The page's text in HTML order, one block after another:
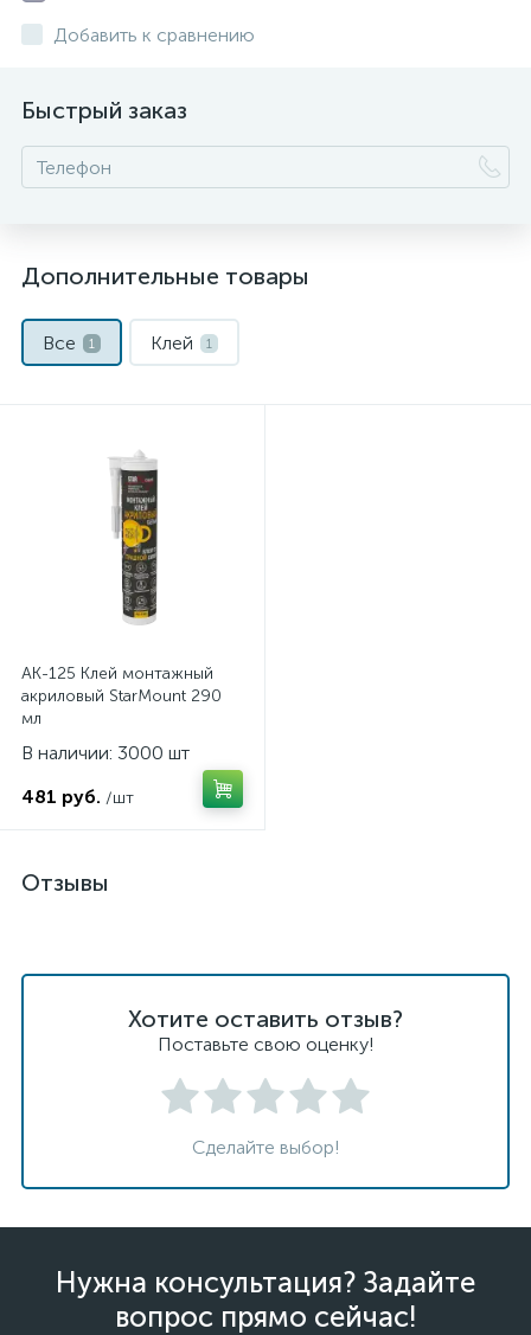
Добавить к сравнению
Быстрый заказ
Дополнительные товары
Все 1 Клей 1
AK-125 Клей монтажный
акриловый StarMount 290
мл
В наличии: 3000 шт
481 руб. /шт
Отзывы
Хотите оставить отзыв?
Поставьте свою оценку!
Сделайте выбор!
Нужна консультация? Задайте
вопрос прямо сейчас!